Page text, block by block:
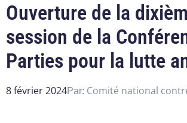
Ouverture de la
session de la
Parties pour la lutte
8 février 2024Par: Comité national